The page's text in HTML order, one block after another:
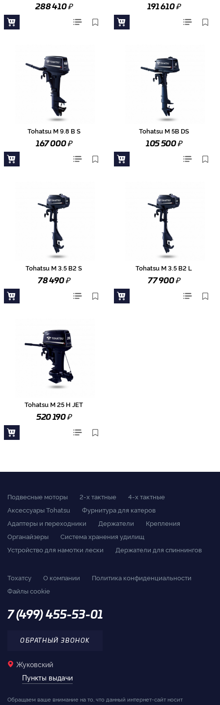
288 410₽ 191 610₽
Tohatsu M 9.8 B S
167 000₽
Tohatsu M 5B DS
105 500₽
Tohatsu M 3.5 B2 S
78 490₽
Tohatsu M 3.5 B2 L
77 900₽
Tohatsu M 25 H JET
520 190₽
Подвесные моторы 2-x тактные
4-x тактные
Аксессуары Tohatsu
Фурнитура для катеров
Адаптеры и переходники
Держатели
Крепления
Органайзеры
Система хранения удилищ
Устройство для намотки лески
Держатели для спиннингов
Тохатсу О компании
Политика конфиденциальности
Файлы cookie
7 (499) 455-53-01
ОБРАТНЫЙ ЗВОНОК
Жуковский
Пункты выдачи
Обращаем ваше внимание на то, что данный интернет-сайт носит